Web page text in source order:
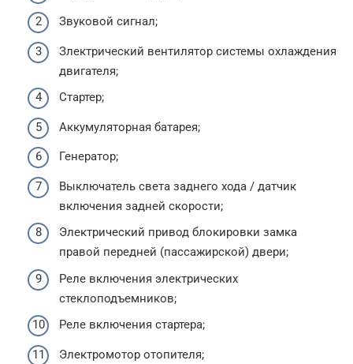
Звуковой сигнал;
Злектрический вентилятор системы охлаждения
двигателя;
Стартер;
Аккумуляторная батарея;
Генератор;
Выключатель света заднего хода / датчик
включения задней скорости;
Электрический привод блокировки замка
правой передней (пассажирской) двери;
Реле включения электрических
стеклоподъемников;
Реле включения стартера;
Электромотор отопителя;